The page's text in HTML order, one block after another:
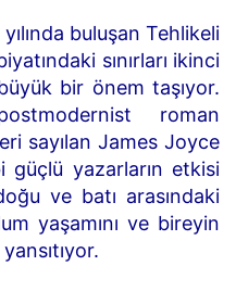
buluşan Tehlikeli
sınırları ikinci
bir önem taşıyor.
roman
sayılan James Joyce
yazarların etkisi
ve batı arasındaki
yaşamını ve bireyin